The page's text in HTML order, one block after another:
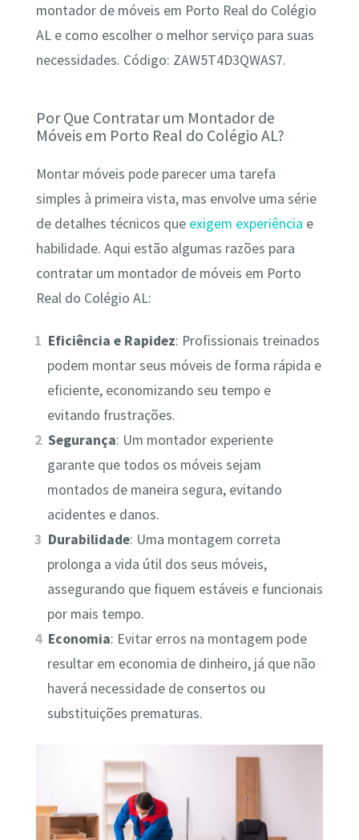
montador de móveis em Porto Real do Colégio
AL e como escolher o melhor serviço para suas
necessidades. Código: ZAW5T4D3QWAS7.
Por Que Contratar um Montador de
Móveis em Porto Real do Colégio AL?
Montar móveis pode parecer uma tarefa
simples à primeira vista, mas envolve uma série
de detalhes técnicos que exigem experiência e
habilidade. Aqui estão algumas razões para
contratar um montador de móveis em Porto
Real do Colégio AL:
Eficiência e Rapidez: Profissionais treinados
podem montar seus móveis de forma rápida e
eficiente, economizando seu tempo e
evitando frustrações.
Segurança: Um montador experiente
garante que todos os móveis sejam
montados de maneira segura, evitando
acidentes e danos.
Durabilidade: Uma montagem correta
prolonga a vida útil dos seus móveis,
assegurando que fiquem estáveis e funcionais
por mais tempo.
Economia: Evitar erros na montagem pode
resultar em economia de dinheiro, já que não
haverá necessidade de consertos ou
substituições prematuras.